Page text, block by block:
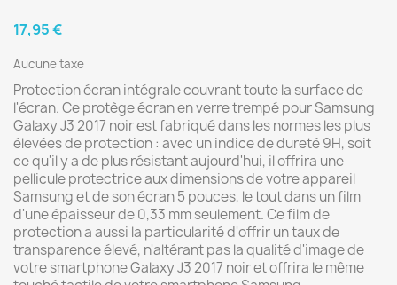
17,95 €
Aucune taxe
Protection écran intégrale couvrant toute la surface de
l'écran. Ce protège écran en verre trempé pour Samsung
Galaxy J3 2017 noir est fabriqué dans les normes les plus
élevées de protection : avec un indice de dureté 9H, soit
ce qu'il y a de plus résistant aujourd'hui, il offrira une
pellicule protectrice aux dimensions de votre appareil
Samsung et de son écran 5 pouces, le tout dans un film
d'une épaisseur de 0,33 mm seulement. Ce film de
protection a aussi la particularité d'offrir un taux de
transparence élevé, n'altérant pas la qualité d'image de
votre smartphone Galaxy J3 2017 noir et offrira le même